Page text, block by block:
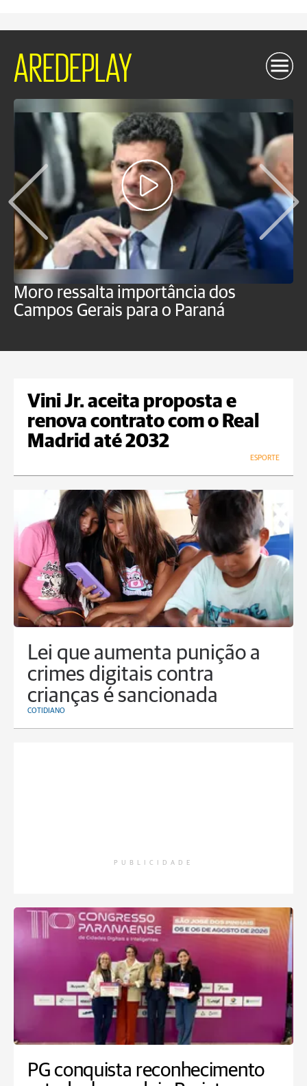
AREDEPLAY
Moro ressalta importância dos
Campos Gerais para o Paraná
Vini Jr. aceita proposta e
renova contrato com o Real
Madrid até 2032
ESPORTE
Lei que aumenta punição a
crimes digitais contra
crianças é sancionada
COTIDIANO
PUBLICIDADE
PG conquista reconhecimento